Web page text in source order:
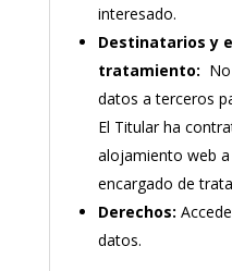
interesado.
Destinatarios y
tratamiento:
datos a terceros
El Titular ha
alojamiento web
encargado de
Derechos:
datos.